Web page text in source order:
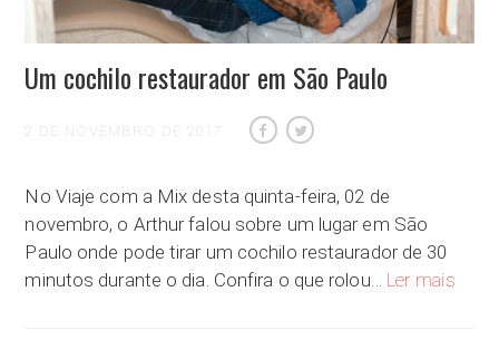
Um cochilo restaurador em São Paulo
2 DE NOVEMBRO DE 2017
No Viaje com a Mix desta quinta-feira, 02 de
novembro, o Arthur falou sobre um lugar em São
Paulo onde pode tirar um cochilo restaurador de 30
minutos durante o dia. Confira o que rolou… Ler mais